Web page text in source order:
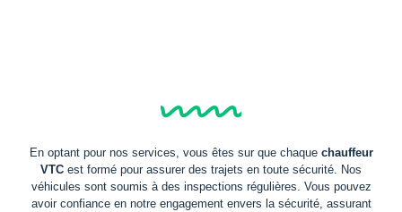
En optant pour nos services, vous êtes sur que chaque chauffeur
VTC est formé pour assurer des trajets en toute sécurité. Nos
véhicules sont soumis à des inspections régulières. Vous pouvez
avoir confiance en notre engagement envers la sécurité, assurant